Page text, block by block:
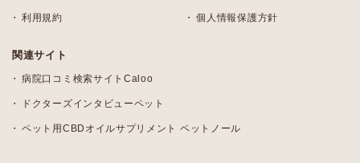
利用規約 個人情報保護方針
関連サイト
病院口コミ検索サイトCaloo
ドクターズインタビューペット
ペット用CBDオイルサプリメント ペットノール